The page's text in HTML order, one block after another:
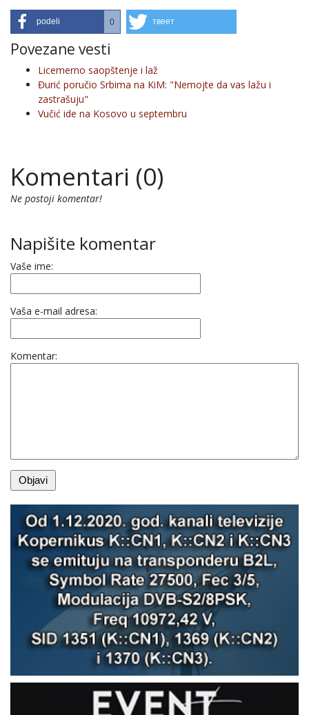
podeli 0 твеет
Povezane vesti
Licemerno saopštenje i laž
Đurić poručio Srbima na KiM: "Nemojte da vas lažu i
zastrašuju"
Vučić ide na Kosovo u septembru
Komentari (0)
Ne postoji komentar!
Napišite komentar
Vaše ime:
Vaša e-mail adresa:
Komentar: